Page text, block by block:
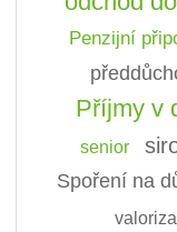
Penzijní
Příjmy v
senior
Spoření na